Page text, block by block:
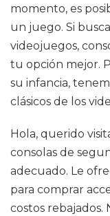
momento, es
un juego. Si
videojuegos,
tu opción mejor.
su infancia,
clásicos de los
Hola, querido
consolas de
adecuado. Le
para comprar
costos